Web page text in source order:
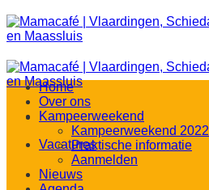
Ga
naar
inhoud
Vacatures
Home
Over ons
Kampeerweekend
Kampeerweekend 2022
Praktische informatie
Aanmelden
Nieuws